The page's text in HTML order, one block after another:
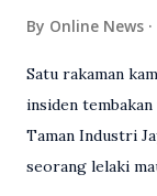
By Online News
Satu rakaman
insiden
Taman Industri
seorang lelaki